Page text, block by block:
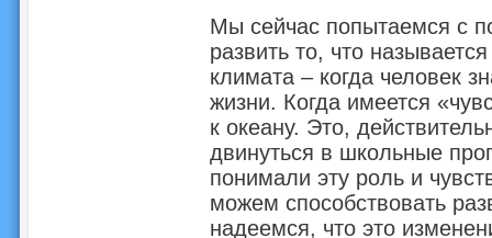
Мы сейчас попытаемся с
развить то, что
климата – когда человек
жизни. Когда имеется
к океану. Это,
двинуться в школьные
понимали эту роль и
можем способствовать
надеемся, что это